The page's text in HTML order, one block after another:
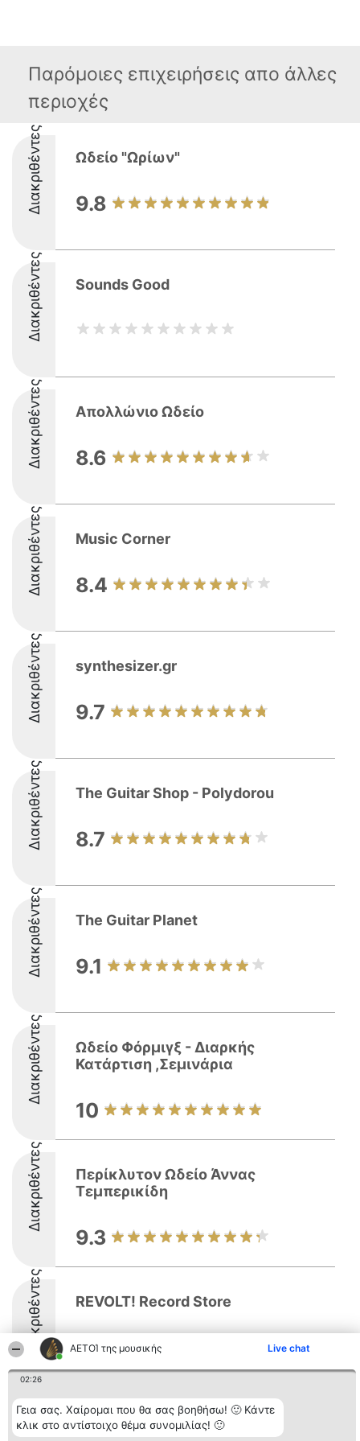
ΑΕΤΟΊ της μουσικής Live chat
02:26
Γεια σας. Χαίρομαι που θα σας βοηθήσω! 🙂 Κάντε
κλικ στο αντίστοιχο θέμα συνομιλίας! 🙂
Παρόμοιες επιχειρήσεις απο άλλες
περιοχές
Διακριθέντες Ωδείο "Ωρίων"
9.8
Διακριθέντες Sounds Good
Διακριθέντες Απολλώνιο Ωδείο
8.6
Διακριθέντες Music Corner
8.4
Διακριθέντες synthesizer.gr
9.7
Διακριθέντες The Guitar Shop - Polydorou
8.7
Διακριθέντες The Guitar Planet
9.1
Διακριθέντες
Ωδείο Φόρμιγξ - Διαρκής
Κατάρτιση ,Σεμινάρια
10
Διακριθέντες
Περίκλυτον Ωδείο Άννας
Τεμπερικίδη
9.3
Διακριθέντες REVOLT! Record Store
8.8
Διοργανωτής της
κατάταξης
Κατάταξη
Διακριθέντες Επικοινωνία